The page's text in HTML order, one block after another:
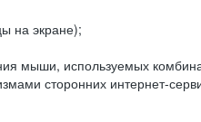
на экране);
мыши, используемых
сторонних интернет-